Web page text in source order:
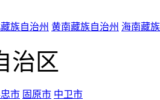
族自治州 黄南藏族自治州 海南藏
治区
市 固原市 中卫市